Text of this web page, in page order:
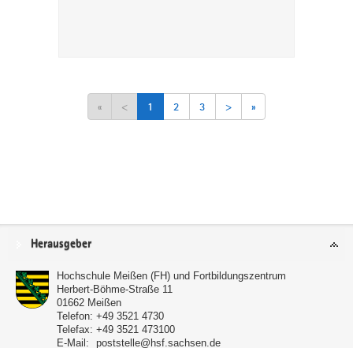
« < 1 2 3 > »
Service
Herausgeber
Hochschule Meißen (FH) und Fortbildungszentrum
Herbert-Böhme-Straße 11
01662 Meißen
Telefon: +49 3521 4730
Telefax: +49 3521 473100
E-Mail:
poststelle@hsf.sachsen.de